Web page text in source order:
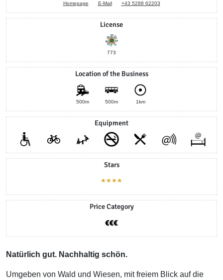
Homepage E-Mail +43 5288 62203
License
773
Location of the Business
500m 500m 1km
Equipment
Stars
★★★★
Price Category
Natürlich gut. Nachhaltig schön.
Umgeben von Wald und Wiesen, mit freiem Blick auf die